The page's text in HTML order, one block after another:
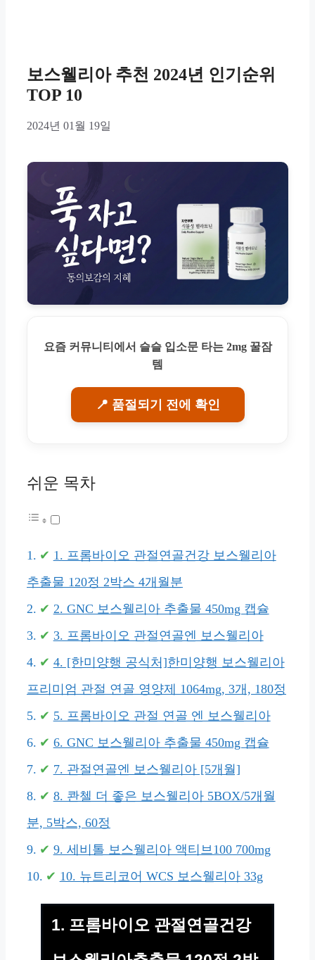
보스웰리아 추천 2024년 인기순위
TOP 10
2024년 01월 19일
요즘 커뮤니티에서 슬슬 입소문 타는 2mg 꿀잠
템
📍 품절되기 전에 확인
쉬운 목차
1. 프롬바이오 관절연골건강 보스웰리아
추출물 120정 2박스 4개월분
2. GNC 보스웰리아 추출물 450mg 캡슐
3. 프롬바이오 관절연골엔 보스웰리아
4. [한미양행 공식처]한미양행 보스웰리아
프리미엄 관절 연골 영양제 1064mg, 3개, 180정
5. 프롬바이오 관절 연골 엔 보스웰리아
6. GNC 보스웰리아 추출물 450mg 캡슐
7. 관절연골엔 보스웰리아 [5개월]
8. 콴첼 더 좋은 보스웰리아 5BOX/5개월
분, 5박스, 60정
9. 세비톨 보스웰리아 액티브100 700mg
10. 뉴트리코어 WCS 보스웰리아 33g
1. 프롬바이오 관절연골건강